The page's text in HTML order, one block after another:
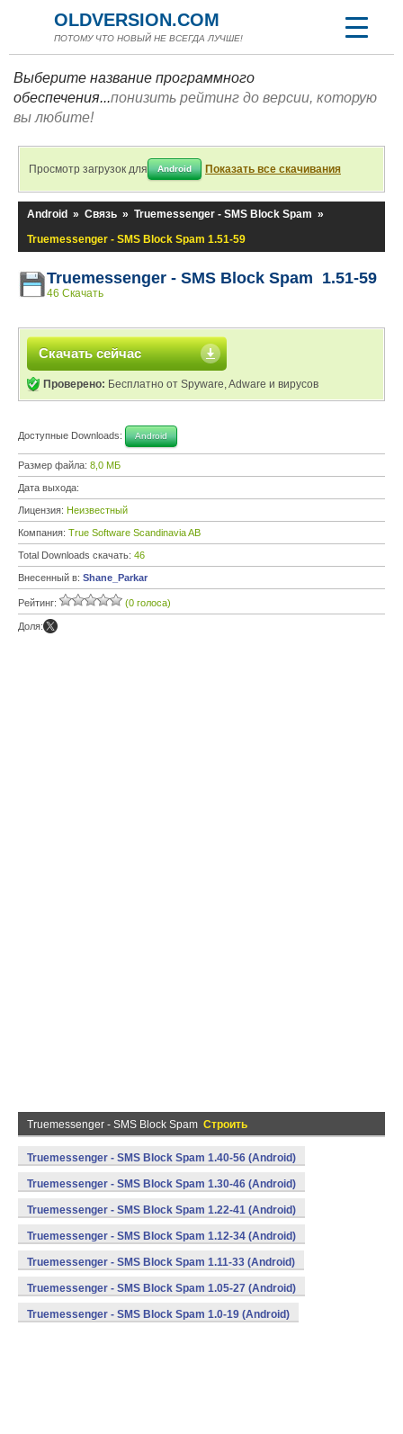
OLDVERSION.COM
ПОТОМУ ЧТО НОВЫЙ НЕ ВСЕГДА ЛУЧШЕ!
Выберите название программного
обеспечения...понизить рейтинг до версии, которую
вы любите!
Просмотр загрузок для Android Показать все скачивания
Android » Связь » Truemessenger - SMS Block Spam »
Truemessenger - SMS Block Spam 1.51-59
Truemessenger - SMS Block Spam 1.51-59
46 Скачать
Скачать сейчас
Проверено: Бесплатно от Spyware, Adware и вирусов
Доступные Downloads: Android
Размер файла: 8,0 МБ
Дата выхода:
Лицензия: Неизвестный
Компания: True Software Scandinavia AB
Total Downloads скачать: 46
Внесенный в: Shane_Parkar
Рейтинг: (0 голоса)
Доля:
Truemessenger - SMS Block Spam Строить
Truemessenger - SMS Block Spam 1.40-56 (Android)
Truemessenger - SMS Block Spam 1.30-46 (Android)
Truemessenger - SMS Block Spam 1.22-41 (Android)
Truemessenger - SMS Block Spam 1.12-34 (Android)
Truemessenger - SMS Block Spam 1.11-33 (Android)
Truemessenger - SMS Block Spam 1.05-27 (Android)
Truemessenger - SMS Block Spam 1.0-19 (Android)